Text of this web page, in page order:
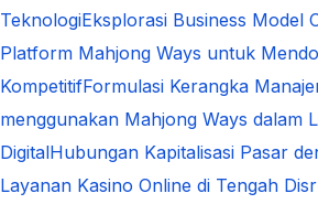
TeknologiEksplorasi Business Model
Platform Mahjong Ways untuk
KompetitifFormulasi Kerangka
menggunakan Mahjong Ways dalam
DigitalHubungan Kapitalisasi Pasar
Layanan Kasino Online di Tengah